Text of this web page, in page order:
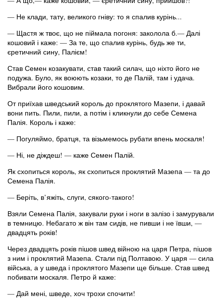
— Не клади, тату, великого гніву: то я спалив курінь...
— Щастя ж твоє, що не піймала погоня: заколола б.— Далі
кошовий і каже: — За те, що спалив курінь, будь же ти,
єретичний сину, Палієм!
Став Семен козакувати, став такий силач, що ніхто його не
подужа. Було, як воюють козаки, то де Палій, там і удача.
Вибрали його кошовим.
От приїхав шведський король до проклятого Мазепи, і давай
вони пить. Пили, пили, а потім і кликнули до себе Семена
Палія. Король і каже:
— Погуляймо, братця, та візьмемось рубати впень москаля!
— Ні, не діждеш! — каже Семен Палій.
Як схопиться король, як схопиться проклятий Мазепа — та до
Семена Палія.
— Беріть, в’яжіть, слуги, сякого-такого!
Взяли Семена Палія, закували руки і ноги в залізо і замурували
в темницю. Небагато ж він там сидів, не пивши і не ївши, —
двадцять років!
Через двадцять років пішов швед війною на царя Петра, пішов
з ним і проклятий Мазепа. Стали під Полтавою. У царя — сила
війська, а у шведа і проклятого Мазепи ще більше. Став швед
побивати москаля. Петро й каже:
— Дай мені, шведе, хоч трохи спочити!